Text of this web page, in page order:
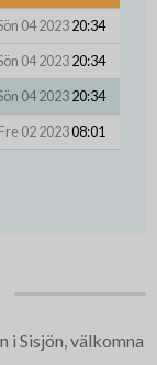
04 202320:34
04 202320:34
04 202320:34
Fre 02 202308:01
i Sisjön, välkomna